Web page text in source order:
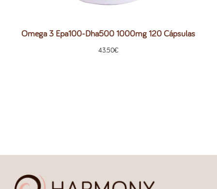
Omega 3 Epa100-Dha500 1000mg 120 Cápsulas
43.50€